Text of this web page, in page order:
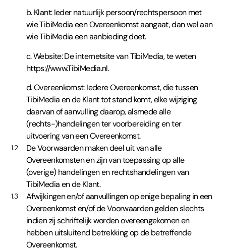
b. Klant: Ieder natuurlijk persoon/rechtspersoon met
wie TibiMedia een Overeenkomst aangaat, dan wel aan
wie TibiMedia een aanbieding doet.
c. Website: De internetsite van TibiMedia, te weten
https://www.TibiMedia.nl.
d. Overeenkomst: Iedere Overeenkomst, die tussen
TibiMedia en de Klant tot stand komt, elke wijziging
daarvan of aanvulling daarop, alsmede alle
(rechts-)handelingen ter voorbereiding en ter
uitvoering van een Overeenkomst.
1.2
De Voorwaarden maken deel uit van alle
Overeenkomsten en zijn van toepassing op alle
(overige) handelingen en rechtshandelingen van
TibiMedia en de Klant.
1.3
Afwijkingen en/of aanvullingen op enige bepaling in een
Overeenkomst en/of de Voorwaarden gelden slechts
indien zij schriftelijk worden overeengekomen en
hebben uitsluitend betrekking op de betreffende
Overeenkomst.